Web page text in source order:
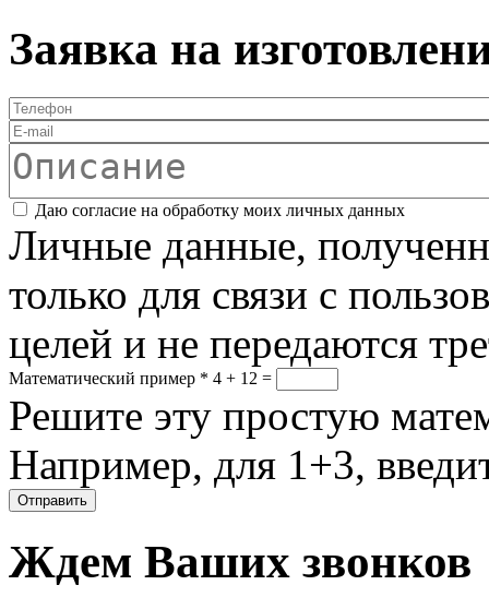
Заявка на
Телефон
E-mail
Описание
Соглашение*
Даю согласие на обработку моих личных данных
Личные данные,
только для связи с
целей и не передаются
Математический пример * 4 + 12 =
Решите эту простую
Например, для 1+3,
Ждем Ваших звонков